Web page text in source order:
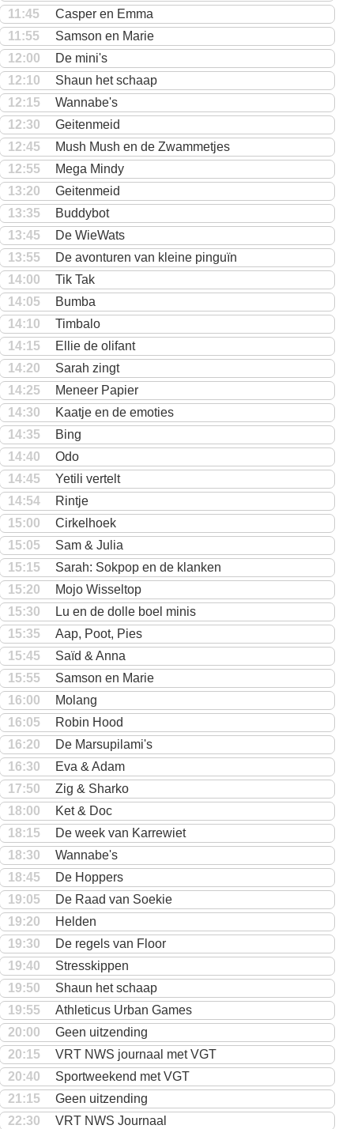
11:45
Casper en Emma
11:55
Samson en Marie
12:00
De mini's
12:10
Shaun het schaap
12:15
Wannabe's
12:30
Geitenmeid
12:45
Mush Mush en de Zwammetjes
12:55
Mega Mindy
13:20
Geitenmeid
13:35
Buddybot
13:45
De WieWats
13:55
De avonturen van kleine pinguïn
14:00
Tik Tak
14:05
Bumba
14:10
Timbalo
14:15
Ellie de olifant
14:20
Sarah zingt
14:25
Meneer Papier
14:30
Kaatje en de emoties
14:35
Bing
14:40
Odo
14:45
Yetili vertelt
14:54
Rintje
15:00
Cirkelhoek
15:05
Sam & Julia
15:15
Sarah: Sokpop en de klanken
15:20
Mojo Wisseltop
15:30
Lu en de dolle boel minis
15:35
Aap, Poot, Pies
15:45
Saïd & Anna
15:55
Samson en Marie
16:00
Molang
16:05
Robin Hood
16:20
De Marsupilami's
16:30
Eva & Adam
17:50
Zig & Sharko
18:00
Ket & Doc
18:15
De week van Karrewiet
18:30
Wannabe's
18:45
De Hoppers
19:05
De Raad van Soekie
19:20
Helden
19:30
De regels van Floor
19:40
Stresskippen
19:50
Shaun het schaap
19:55
Athleticus Urban Games
20:00
Geen uitzending
20:15
VRT NWS journaal met VGT
20:40
Sportweekend met VGT
21:15
Geen uitzending
22:30
VRT NWS Journaal